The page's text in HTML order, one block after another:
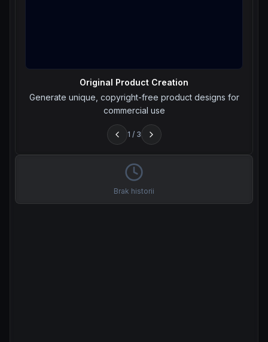
Original Product Creation
Generate unique, copyright-free product designs for
commercial use
1 / 3
Brak historii